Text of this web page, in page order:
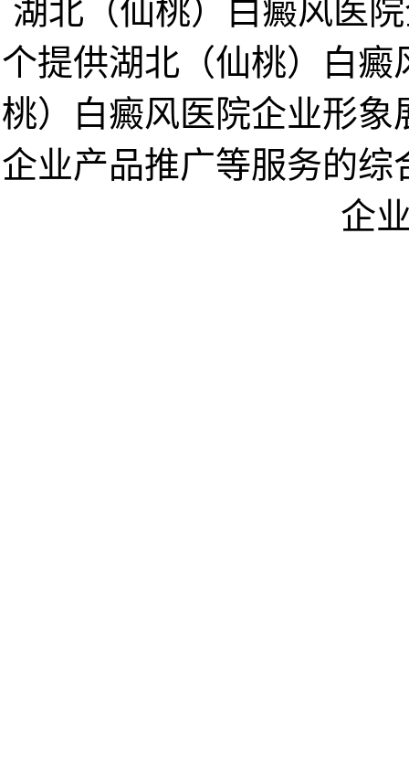
湖北（仙桃）白癜风医
个提供湖北（仙桃）白
桃）白癜风医院企业形
企业产品推广等服务的
企